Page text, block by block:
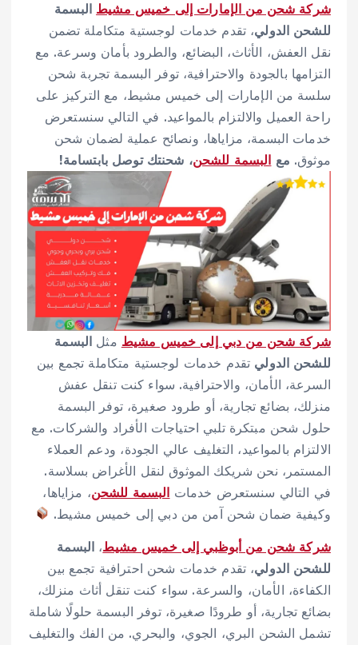
شركة شحن من الإمارات إلى خميس مشيط البسمة
للشحن الدولي، تقدم خدمات لوجستية متكاملة تضمن
نقل العفش، الأثاث، البضائع، والطرود بأمان وسرعة. مع
التزامها بالجودة والاحترافية، توفر البسمة تجربة شحن
سلسة من الإمارات إلى خميس مشيط، مع التركيز على
راحة العميل والالتزام بالمواعيد. في التالي سنستعرض
خدمات البسمة، مزاياها، ونصائح عملية لضمان شحن
موثوق. مع البسمة للشحن، شحنتك توصل بابتسامة!
شركة شحن من دبي إلى خميس مشيط مثل البسمة
للشحن الدولي تقدم خدمات لوجستية متكاملة تجمع بين
السرعة، الأمان، والاحترافية. سواء كنت تنقل عفش
منزلك، بضائع تجارية، أو طرود صغيرة، توفر البسمة
حلول شحن مبتكرة تلبي احتياجات الأفراد والشركات. مع
الالتزام بالمواعيد، التغليف عالي الجودة، ودعم العملاء
المستمر، نحن شريكك الموثوق لنقل الأغراض بسلاسة.
في التالي سنستعرض خدمات البسمة للشحن، مزاياها،
وكيفية ضمان شحن آمن من دبي إلى خميس مشيط.
شركة شحن من أبوظبي إلى خميس مشيط، البسمة
للشحن الدولي، تقدم خدمات شحن احترافية تجمع بين
الكفاءة، الأمان، والسرعة. سواء كنت تنقل أثاث منزلك،
بضائع تجارية، أو طرودًا صغيرة، توفر البسمة حلولًا شاملة
تشمل الشحن البري، الجوي، والبحري. من الفك والتغليف